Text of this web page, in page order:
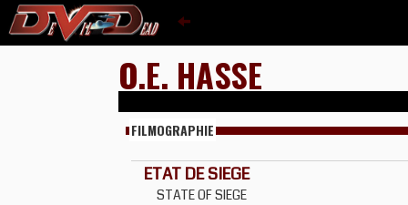
O.E. HASSE
FILMOGRAPHIE
ETAT DE SIEGE
STATE OF SIEGE